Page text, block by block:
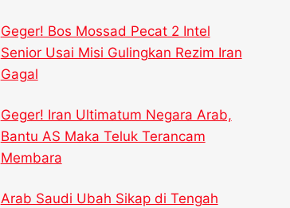
Geger! Bos Mossad Pecat 2 Intel
Senior Usai Misi Gulingkan Rezim Iran
Gagal
Geger! Iran Ultimatum Negara Arab,
Bantu AS Maka Teluk Terancam
Membara
Arab Saudi Ubah Sikap di Tengah